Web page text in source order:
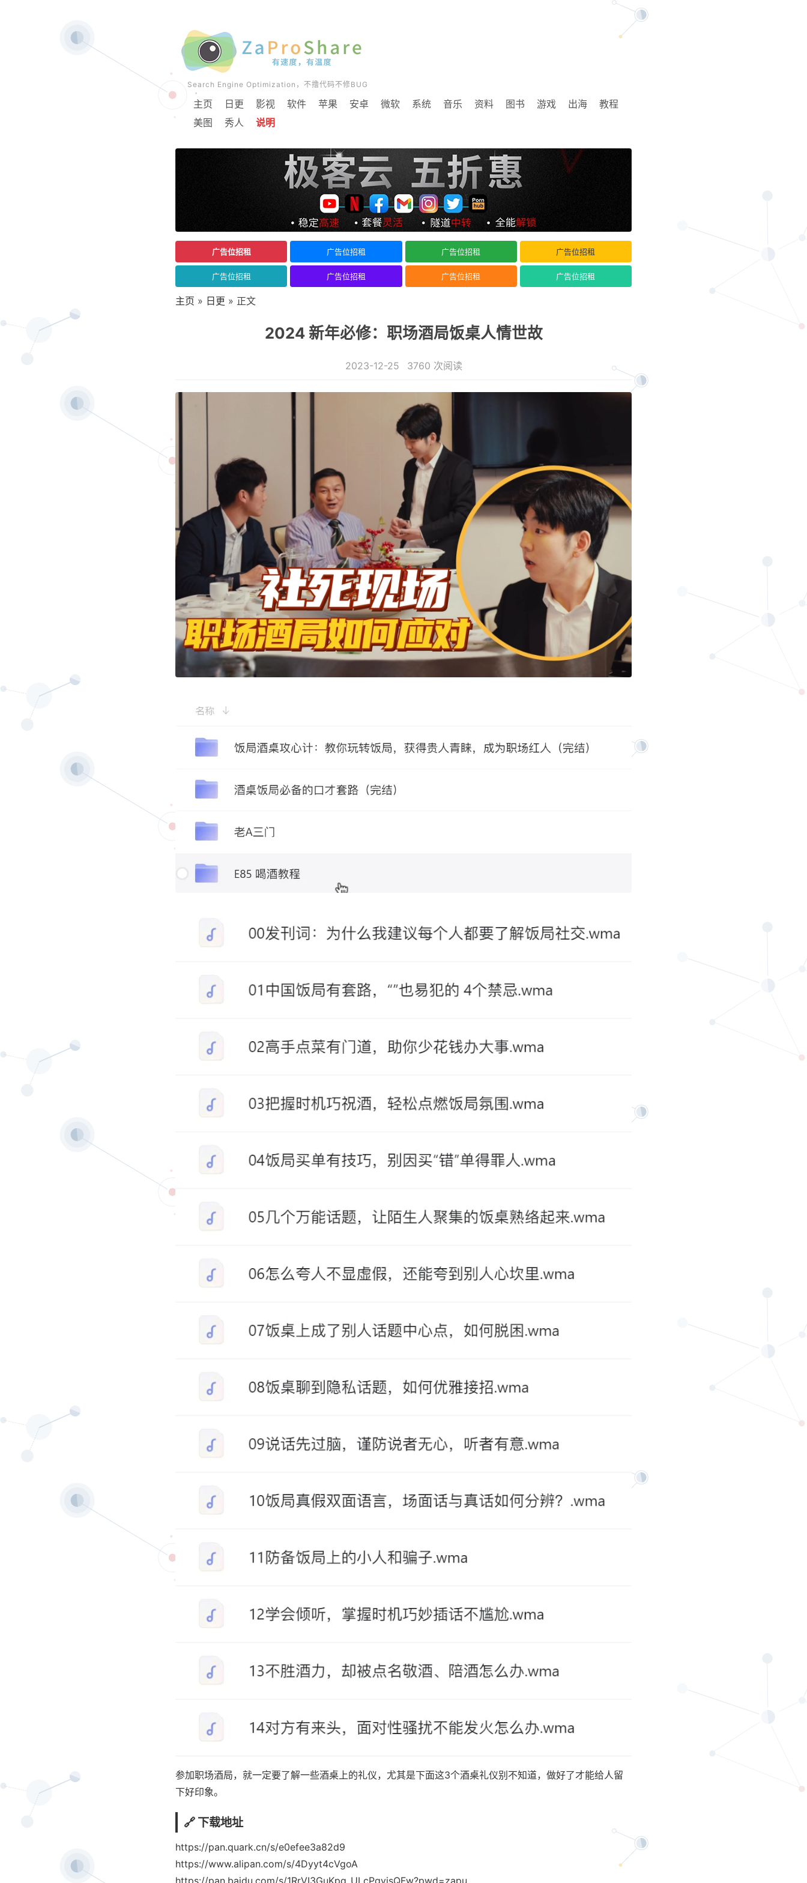
Search Engine Optimization，不撸代码不修BUG
主页 日更 影视 软件 苹果 安卓 微软 系统 音乐 资料 图书 游戏 出海
教程
美图
秀人 说明
广告位招租 广告位招租 广告位招租 广告位招租
广告位招租 广告位招租 广告位招租 广告位招租
主页 » 日更 » 正文
2024 新年必修：职场酒局饭桌人情世故
2023-12-25 3760 次阅读
参加职场酒局，就一定要了解一些酒桌上的礼仪，尤其是下面这3个酒桌礼仪别不知道，做好了才能给人留
下好印象。
🔗 下载地址
https://pan.quark.cn/s/e0efee3a82d9
https://www.alipan.com/s/4Dyyt4cVgoA
https://pan.baidu.com/s/1RrVI3GuKpg_ULcPgvisQFw?pwd=zapu